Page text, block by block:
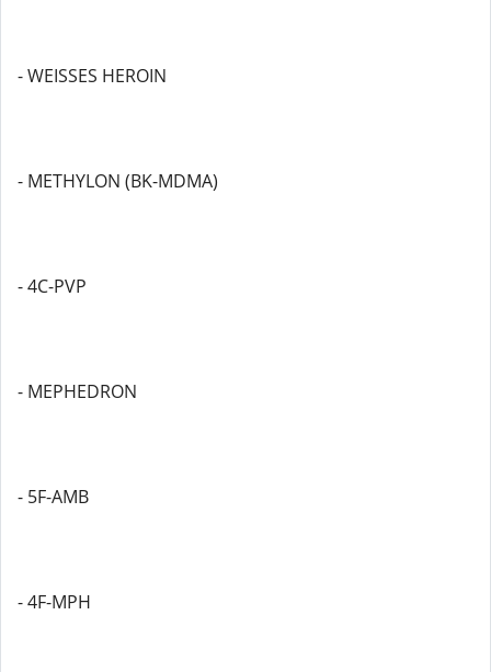
- WEISSES HEROIN
- METHYLON (BK-MDMA)
- 4C-PVP
- MEPHEDRON
- 5F-AMB
- 4F-MPH